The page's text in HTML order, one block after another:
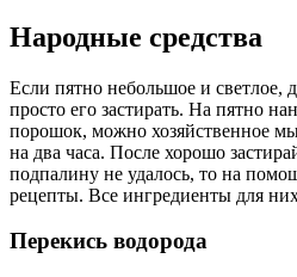
Народные средства
Если пятно небольшое и светлое,
просто его застирать. На пятно
порошок, можно хозяйственное
на два часа. После хорошо
подпалину не удалось, то на
рецепты. Все ингредиенты для
Перекись водорода